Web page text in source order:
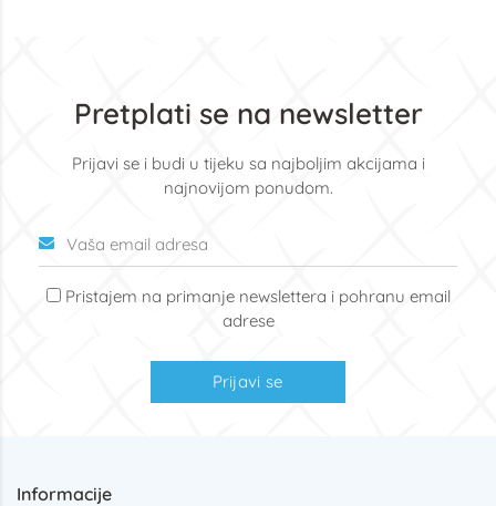
Pretplati se na newsletter
Prijavi se i budi u tijeku sa najboljim akcijama i
najnovijom ponudom.
Pristajem na primanje newslettera i pohranu email
adrese
Prijavi se
Informacije